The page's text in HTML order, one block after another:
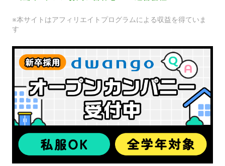
※本サイトはアフィリエイトプログラムによる収益を得ていま
す